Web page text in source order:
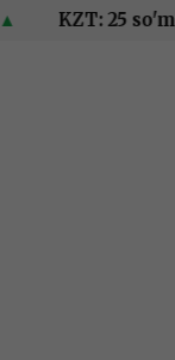
KZT: 25 so'm▲